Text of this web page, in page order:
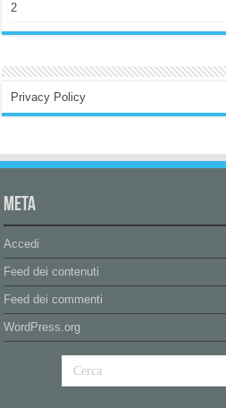
2
Privacy Policy
Meta
Accedi
Feed dei contenuti
Feed dei commenti
WordPress.org